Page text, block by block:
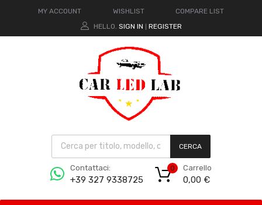
MY ACCOUNT WISHLIST
COMPARE LIST
HELLO. SIGN IN REGISTER
CERCA
Contattaci:
+39 327 9338725
Carrello
0,00 €
0